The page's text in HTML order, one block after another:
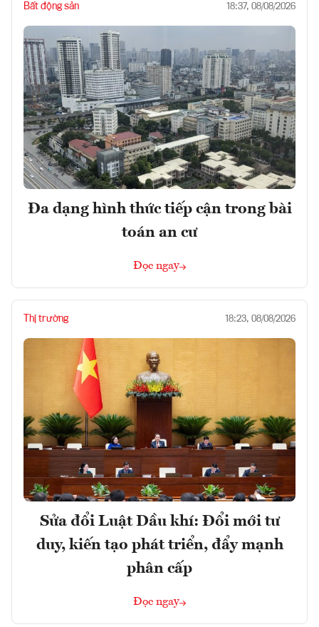
Bất động sản 18:37, 08/08/2026
Đa dạng hình thức tiếp cận trong bài
toán an cư
Đọc ngay
Thị trường 18:23, 08/08/2026
Sửa đổi Luật Dầu khí: Đổi mới tư
duy, kiến tạo phát triển, đẩy mạnh
phân cấp
Đọc ngay